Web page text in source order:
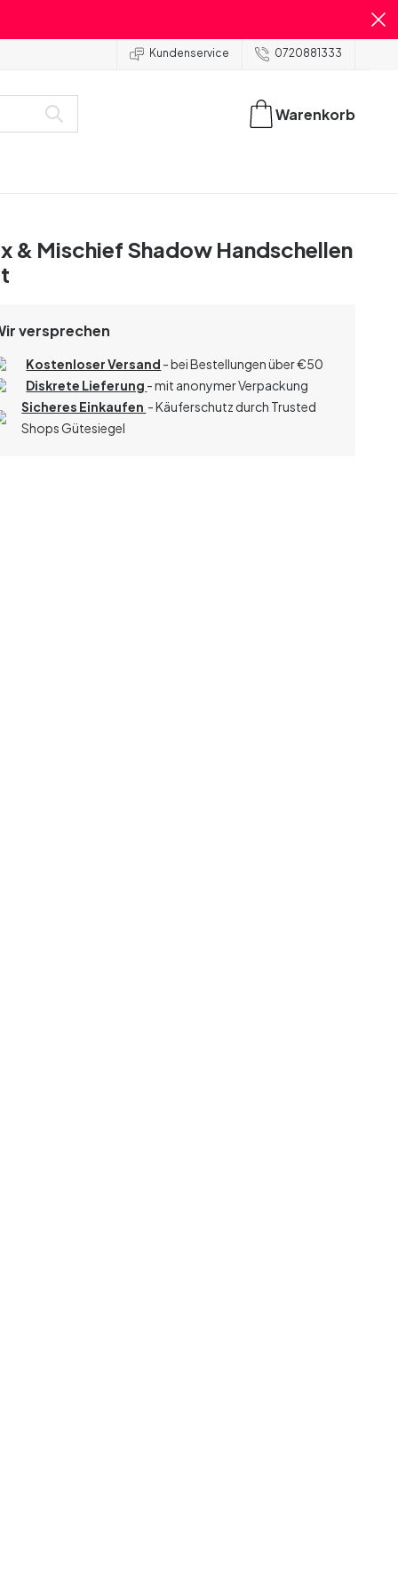
Kundenservice 0720881333
Warenkorb
& Mischief Shadow Handschellen
versprechen
Kostenloser Versand - bei Bestellungen über€50
Diskrete Lieferung - mit anonymer Verpackung
Sicheres Einkaufen - Käuferschutz durch Trusted
Shops Gütesiegel